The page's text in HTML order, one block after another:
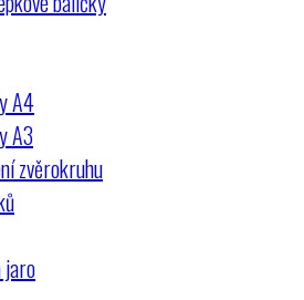
A4
A3
zvěrokruhu
jaro